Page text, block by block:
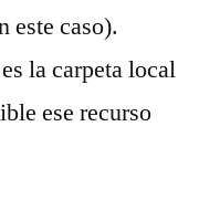
este caso).
la carpeta local
ese recurso